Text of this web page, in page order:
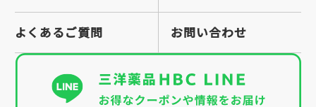
よくあるご質問 お問い合わせ